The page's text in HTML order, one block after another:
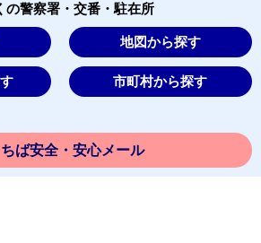
の警察署・交番・駐在所
地図から探す
市町村から探す
ちば安全・安心メール